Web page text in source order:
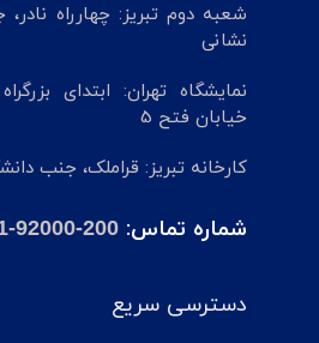
شعبه دوم تبریز: چهارراه
نشانی
نمایشگاه تهران: ابتدای
خیابان فتح 5
کارخانه تبریز: قراملک، جنب
شماره تماس: 92000-200
دسترسی سریع